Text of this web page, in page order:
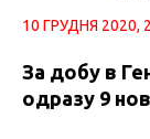
10 ГРУДНЯ 2020,
За добу в
одразу 9